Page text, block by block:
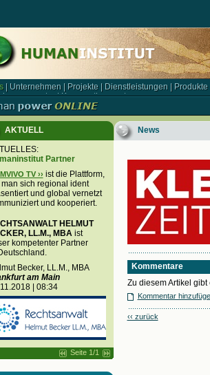
| Unternehmen | Projekte | Dienstleistungen |
| Kooperationspartner
| Unternehmen| Projekte| Dienstleistungen| Produkte
|Kooperationspartner
AKTUELL
News
Partner
TV ›› ist die Plattform,
sich regional ident
und global vernetzt
und kooperiert.
HELMUT
LL.M., MBAist
kompetenter Partner
Becker, LL.M., MBA
am Main
| 08:34
Seite 1/1
Kommentare
Zu diesem Artikel
Kommentar
‹‹ zurück